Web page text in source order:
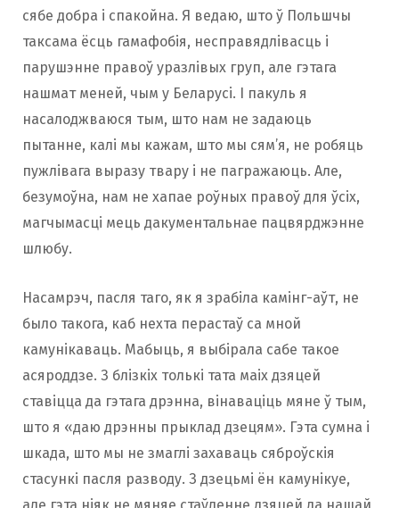
сябе добра і спакойна. Я ведаю, што ў Польшчы
таксама ёсць гамафобія, несправядлівасць і
парушэнне правоў уразлівых груп, але гэтага
нашмат меней, чым у Беларусі. І пакуль я
насалоджваюся тым, што нам не задаюць
пытанне, калі мы кажам, што мы сям’я, не робяць
пужлівага выразу твару і не пагражаюць. Але,
безумоўна, нам не хапае роўных правоў для ўсіх,
магчымасці мець дакументальнае пацвярджэнне
шлюбу.
Насамрэч, пасля таго, як я зрабіла камінг-аўт, не
было такога, каб нехта перастаў са мной
камунікаваць. Мабыць, я выбірала сабе такое
асяроддзе. З блізкіх толькі тата маіх дзяцей
ставіцца да гэтага дрэнна, вінаваціць мяне ў тым,
што я «даю дрэнны прыклад дзецям». Гэта сумна і
шкада, што мы не змаглі захаваць сяброўскія
стасункі пасля разводу. З дзецьмі ён камунікуе,